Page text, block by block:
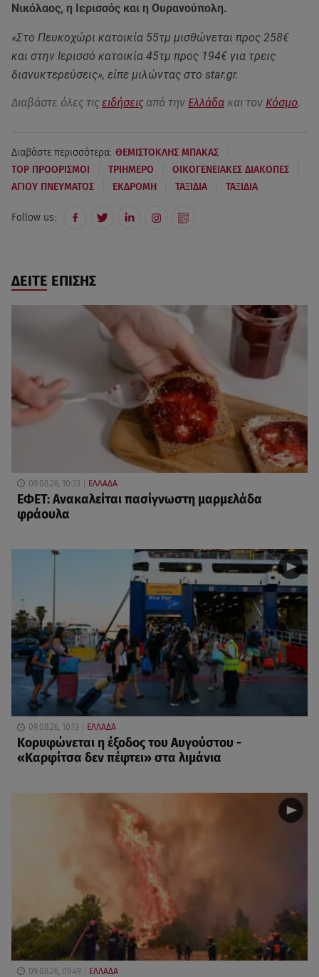
Νικόλαος, η Ιερισσός και η Ουρανούπολη.
«Στο Πευκοχώρι κατοικία 55τμ μισθώνεται προς 258€
και στην Ιερισσό κατοικία 45τμ προς 194€ για τρεις
διανυκτερεύσεις», είπε μιλώντας στο star.gr.
Διαβάστε όλες τις ειδήσεις από την Ελλάδα και τον Κόσμο.
Διαβάστε περισσότερα: ΘΕΜΙΣΤΟΚΛΗΣ ΜΠΑΚΑΣ
TOP ΠΡΟΟΡΙΣΜΟΙ ΤΡΙΗΜΕΡΟ ΟΙΚΟΓΕΝΕΙΑΚΕΣ ΔΙΑΚΟΠΕΣ
ΑΓΙΟΥ ΠΝΕΥΜΑΤΟΣ ΕΚΔΡΟΜΗ ΤΑΞΙΔΙΑ ΤΑΞΙΔΙΑ
Follow us:
ΔΕΙΤΕ ΕΠΙΣΗΣ
09.08.26, 10:33 ΕΛΛΑΔΑ
ΕΦΕΤ: Ανακαλείται πασίγνωστη μαρμελάδα
φράουλα
09.08.26, 10:13 ΕΛΛΑΔΑ
Κορυφώνεται η έξοδος του Αυγούστου -
«Καρφίτσα δεν πέφτει» στα λιμάνια
09.08.26, 09:49 ΕΛΛΑΔΑ